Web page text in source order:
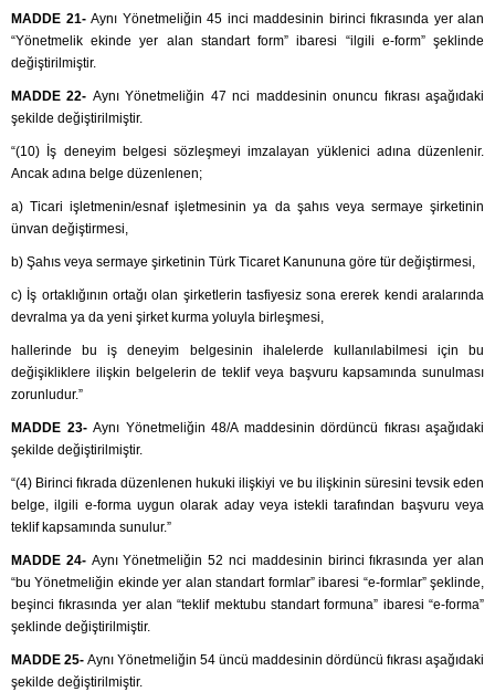
MADDE 21- Aynı Yönetmeliğin 45 inci maddesinin birinci fıkrasında yer alan
“Yönetmelik ekinde yer alan standart form” ibaresi “ilgili e-form” şeklinde
değiştirilmiştir.
MADDE 22- Aynı Yönetmeliğin 47 nci maddesinin onuncu fıkrası aşağıdaki
şekilde değiştirilmiştir.
“(10) İş deneyim belgesi sözleşmeyi imzalayan yüklenici adına düzenlenir.
Ancak adına belge düzenlenen;
a) Ticari işletmenin/esnaf işletmesinin ya da şahıs veya sermaye şirketinin
ünvan değiştirmesi,
b) Şahıs veya sermaye şirketinin Türk Ticaret Kanununa göre tür değiştirmesi,
c) İş ortaklığının ortağı olan şirketlerin tasfiyesiz sona ererek kendi aralarında
devralma ya da yeni şirket kurma yoluyla birleşmesi,
hallerinde bu iş deneyim belgesinin ihalelerde kullanılabilmesi için bu
değişikliklere ilişkin belgelerin de teklif veya başvuru kapsamında sunulması
zorunludur.”
MADDE 23- Aynı Yönetmeliğin 48/A maddesinin dördüncü fıkrası aşağıdaki
şekilde değiştirilmiştir.
“(4) Birinci fıkrada düzenlenen hukuki ilişkiyi ve bu ilişkinin süresini tevsik eden
belge, ilgili e-forma uygun olarak aday veya istekli tarafından başvuru veya
teklif kapsamında sunulur.”
MADDE 24- Aynı Yönetmeliğin 52 nci maddesinin birinci fıkrasında yer alan
“bu Yönetmeliğin ekinde yer alan standart formlar” ibaresi “e-formlar” şeklinde,
beşinci fıkrasında yer alan “teklif mektubu standart formuna” ibaresi “e-forma”
şeklinde değiştirilmiştir.
MADDE 25- Aynı Yönetmeliğin 54 üncü maddesinin dördüncü fıkrası aşağıdaki
şekilde değiştirilmiştir.